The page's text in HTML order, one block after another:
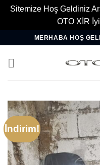
Sitemize Hoş Geldiniz
OTO XİR
MERHABA HOŞ
İndirim!